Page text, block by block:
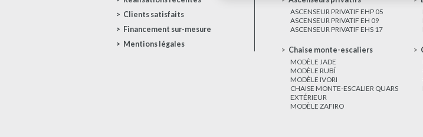
Clients satisfaits
Financement sur-mesure
Mentions légales
ASCENSEUR PRIVATIF EHP 05
ASCENSEUR PRIVATIF EH 09
ASCENSEUR PRIVATIF EHS 17
Chaise monte-escaliers
MODÈLE JADE
MODÈLE RUBÍ
MODÈLE IVORI
CHAISE MONTE-ESCALIER QUARS
EXTÉRIEUR
MODÈLE ZAFIRO